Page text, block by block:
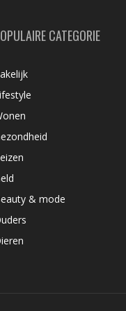
CATEGORIE
& mode